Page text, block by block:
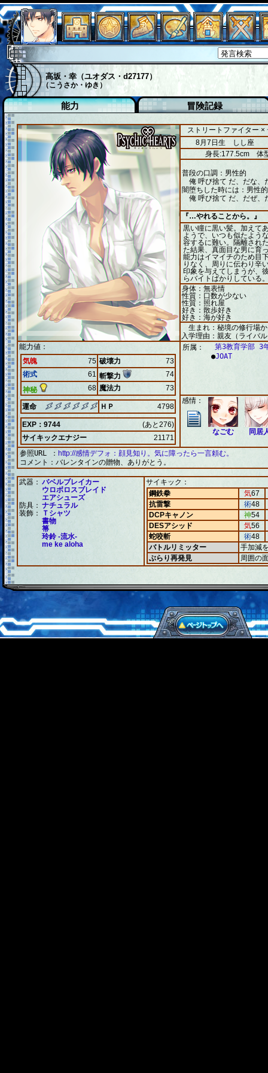
高坂・幸（ユオダス・d27177）
（こうさか・ゆき）
能力 冒険記録
ストリートファイター ×
8月7日生 しし座
身長:177.5cm 体
普段の口調：男性的
俺 呼び捨て だ、だな、
闇堕ちした時には：男性的
俺 呼び捨て だ、だぜ、
『…やれることから。』
黒い瞳に黒い髪。加えて
ようで、いつも似たよう
容するに難い。隔離され
た結果、真面目な男に育
能力はイマイチのため目
りなく、周りに伝わり辛
印象を与えてしまうが、
らバイトばかりしている
身体：無表情
性質：口数が少ない
性質：照れ屋
好き：散歩好き
好き：海が好き
生まれ：秘境の修行場
入学理由：親友（ライバ
能力値：
気魄
75 破壊力
73
術式
61 斬撃力
74
神秘
68 魔法力 73
運命 ＨＰ 4798
EXP：9744
(あと276)
サイキックエナジー
21171
所属：
第3教育学部 3
●JOAT
感情：
なごむ 同居
参照URL ： http://感情デフォ：顔見知り。気に障ったら一言頼む。
コメント： バレンタインの贈物、ありがとう。
武器： バベルブレイカー
ウロボロスブレイド
エアシューズ
防具： ナチュラル
装飾：
Ｔシャツ
書物
箒
玲鈴 -流水-
me ke aloha
サイキック：
鋼鉄拳
気67
抗雷撃
術48
DCPキャノン
神54
DESアシッド
気56
蛇咬斬
術48
バトルリミッター
手加減
ぶらり再発見
周囲の